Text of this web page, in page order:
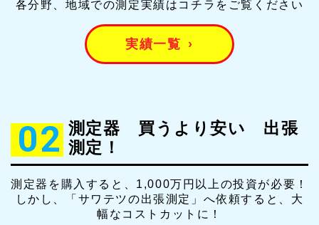
各分野、地域での測定実績はコチラをご覧ください
実績一覧 ›
02 測定器 買うより安い 出張
測定！
測定器を購入すると、1,000万円以上の投資が必要！
しかし、「サワテツの出張測定」へ依頼すると、大
幅なコストカットに！